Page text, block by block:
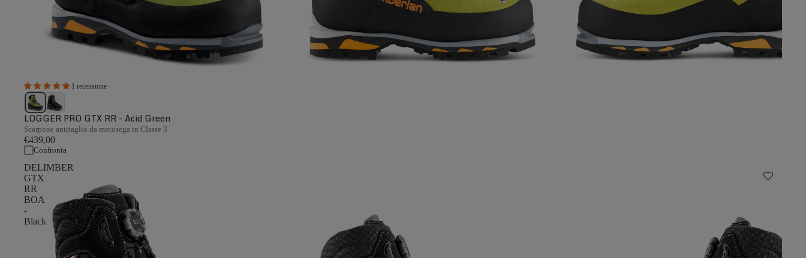
1 recensione
LOGGER PRO GTX RR - Acid Green
Scarpone antitaglio da motosega in Classe 3
€439,00
Confronta
DELIMBER
GTX
RR
BOA
-
Black